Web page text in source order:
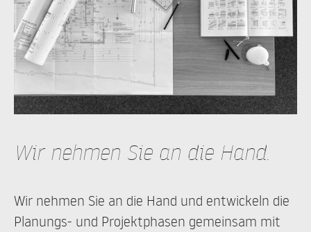
Wir nehmen Sie an die Hand.
Wir nehmen Sie an die Hand und entwickeln die
Planungs- und Projektphasen gemeinsam mit